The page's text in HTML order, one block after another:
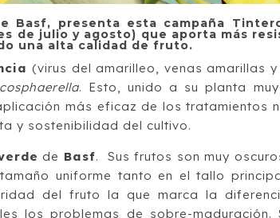
Basf, presenta esta campaña
de julio y agosto) que aporta más
una alta calidad de fruto.
(virus del amarilleo, venas amarillas
. Esto, unido a su planta
más eficaz de los tratamientos
y sostenibilidad del cultivo.
de Basf. Sus frutos son muy
uniforme tanto en el tallo
del fruto la que marca la
los problemas de sobre-maduración.